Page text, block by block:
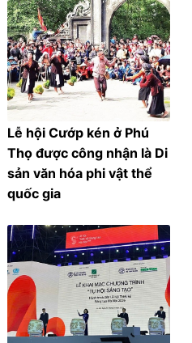
Lễ hội Cướp kén ở Phú
Thọ được công nhận là Di
sản văn hóa phi vật thể
quốc gia